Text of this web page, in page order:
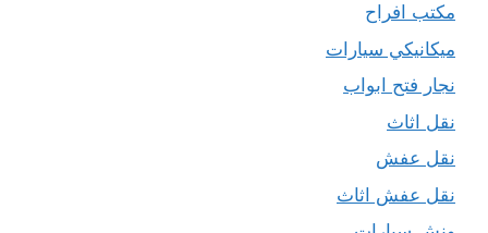
مكتب افراح
ميكانيكي سيارات
نجار فتح ابواب
نقل اثاث
نقل عفش
نقل عفش اثاث